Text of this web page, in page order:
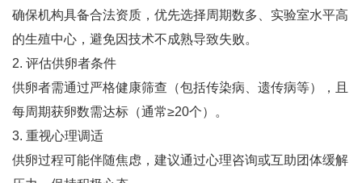
确保机构具备合法资质，优先选择周期数多、实验室水平高
的生殖中心，避免因技术不成熟导致失败‌。
2. 评估供卵者条件
供卵者需通过严格健康筛查（包括传染病、遗传病等），且
每周期获卵数需达标（通常≥20个）‌。
3. 重视心理调适
供卵过程可能伴随焦虑，建议通过心理咨询或互助团体缓解